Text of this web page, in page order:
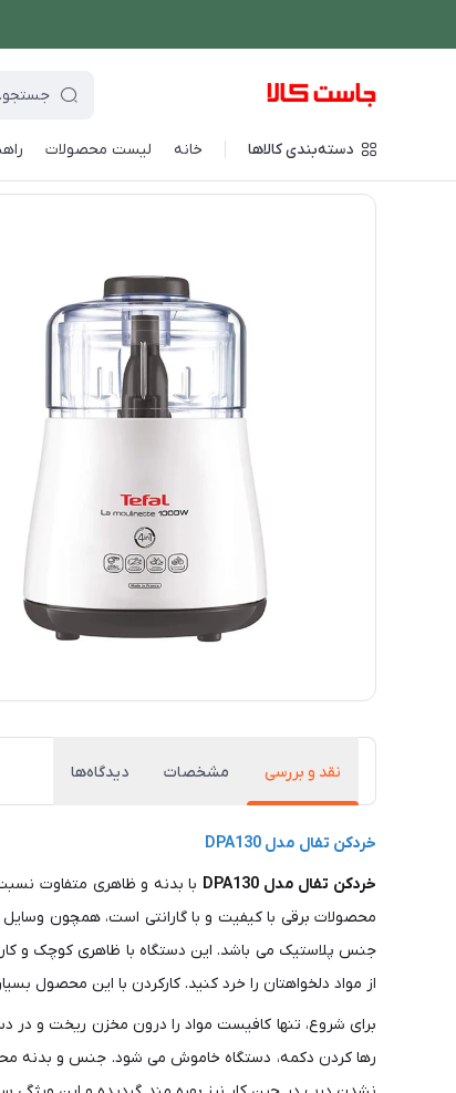
دسته‌بندی کالاها خانه لیست محصولات
فروشگاه اینترنتی جاست کالا دستگاه های غذاساز آسیاب
نقد و بررسی مشخصات دیدگاه‌ها
خردکن تفال مدل DPA130
خردکن تفال مدل DPA130
با بدنه و ظاهری متفاوت
محصولات برقی با کیفیت و با گارانتی است، همچون
جنس پلاستیک می باشد. این دستگاه با ظاهری کوچک و
از مواد دلخواهتان را خرد کنید. کارکردن با این محصول
برای شروع، تنها کافیست مواد را درون مخزن ریخت و
رها کردن دکمه، دستگاه خاموش می شود. جنس و بدنه